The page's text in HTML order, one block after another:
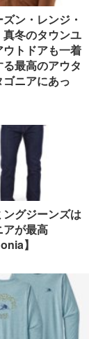
ズン・レンジ・
冬のタウンユ
ウトドアも一着
最高のアウタ
ゴニアにあっ
ングジーンズは
が最高
】